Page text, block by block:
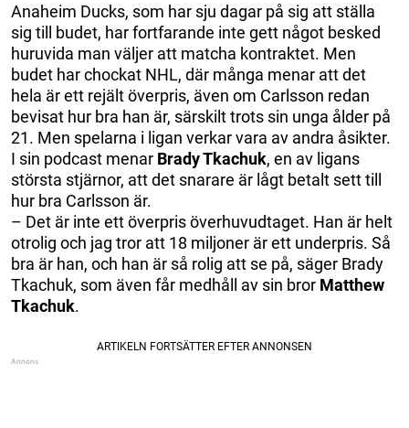
Anaheim Ducks, som har sju dagar på sig att ställa
sig till budet, har fortfarande inte gett något besked
huruvida man väljer att matcha kontraktet. Men
budet har chockat NHL, där många menar att det
hela är ett rejält överpris, även om Carlsson redan
bevisat hur bra han är, särskilt trots sin unga ålder på
21. Men spelarna i ligan verkar vara av andra åsikter.
I sin podcast menar Brady Tkachuk, en av ligans
största stjärnor, att det snarare är lågt betalt sett till
hur bra Carlsson är.
– Det är inte ett överpris överhuvudtaget. Han är helt
otrolig och jag tror att 18 miljoner är ett underpris. Så
bra är han, och han är så rolig att se på, säger Brady
Tkachuk, som även får medhåll av sin bror Matthew
Tkachuk.